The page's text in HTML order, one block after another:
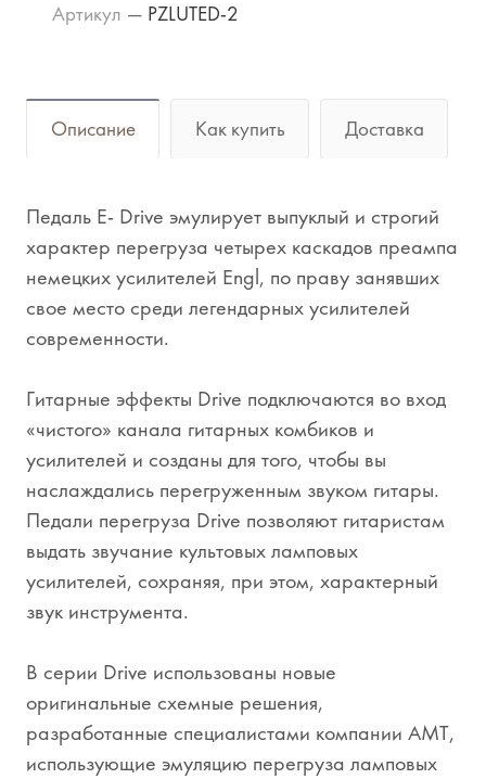
Артикул — PZLUTED-2
Описание Как купить Доставка
Педаль E- Drive эмулирует выпуклый и строгий
характер перегруза четырех каскадов преампа
немецких усилителей Engl, по праву занявших
свое место среди легендарных усилителей
современности.
Гитарные эффекты Drive подключаются во вход
«чистого» канала гитарных комбиков и
усилителей и созданы для того, чтобы вы
наслаждались перегруженным звуком гитары.
Педали перегруза Drive позволяют гитаристам
выдать звучание культовых ламповых
усилителей, сохраняя, при этом, характерный
звук инструмента.
В серии Drive использованы новые
оригинальные схемные решения,
разработанные специалистами компании АМТ,
использующие эмуляцию перегруза ламповых